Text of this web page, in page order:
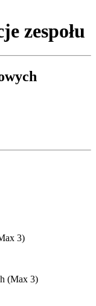
zespołu
3)
(Max 3)